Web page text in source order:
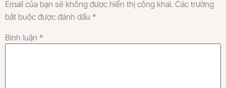
Email của bạn sẽ không được hiển thị công khai. Các trường
bắt buộc được đánh dấu *
Bình luận *